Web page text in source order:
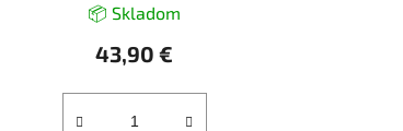
📦 Skladom
43,90 €